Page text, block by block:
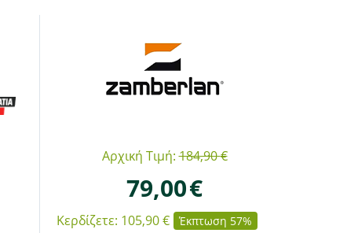
Αρχική Τιμή:184,90€
79,00€
Κερδίζετε: 105,90 € Έκπτωση 57%